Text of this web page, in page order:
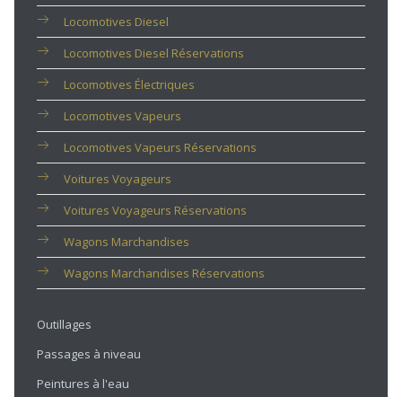
Locomotives Diesel
Locomotives Diesel Réservations
Locomotives Électriques
Locomotives Vapeurs
Locomotives Vapeurs Réservations
Voitures Voyageurs
Voitures Voyageurs Réservations
Wagons Marchandises
Wagons Marchandises Réservations
Outillages
Passages à niveau
Peintures à l'eau